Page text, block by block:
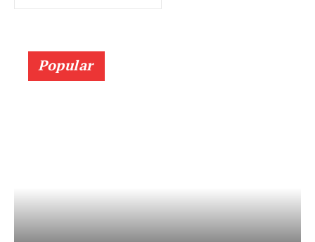
Popular